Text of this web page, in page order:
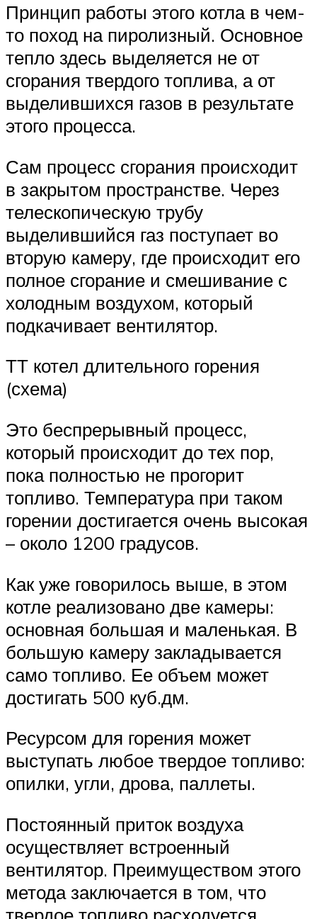
Принцип работы этого котла в чем-
то поход на пиролизный. Основное
тепло здесь выделяется не от
сгорания твердого топлива, а от
выделившихся газов в результате
этого процесса.
Сам процесс сгорания происходит
в закрытом пространстве. Через
телескопическую трубу
выделившийся газ поступает во
вторую камеру, где происходит его
полное сгорание и смешивание с
холодным воздухом, который
подкачивает вентилятор.
ТТ котел длительного горения
(схема)
Это беспрерывный процесс,
который происходит до тех пор,
пока полностью не прогорит
топливо. Температура при таком
горении достигается очень высокая
– около 1200 градусов.
Как уже говорилось выше, в этом
котле реализовано две камеры:
основная большая и маленькая. В
большую камеру закладывается
само топливо. Ее объем может
достигать 500 куб.дм.
Ресурсом для горения может
выступать любое твердое топливо:
опилки, угли, дрова, паллеты.
Постоянный приток воздуха
осуществляет встроенный
вентилятор. Преимуществом этого
метода заключается в том, что